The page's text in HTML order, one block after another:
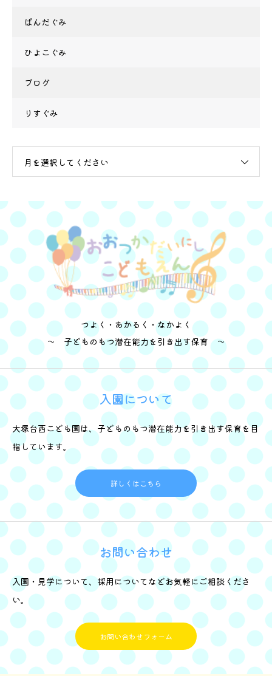
ぱんだぐみ
ひよこぐみ
ブログ
りすぐみ
月を選択してください
つよく・あかるく・なかよく
～ 子どものもつ潜在能力を引き出す保育 ～
入園について
大塚台西こども園は、子どものもつ潜在能力を引き出す保育を目
指しています。
詳しくはこちら
お問い合わせ
入園・見学について、採用についてなどお気軽にご相談くださ
い。
お問い合わせフォーム